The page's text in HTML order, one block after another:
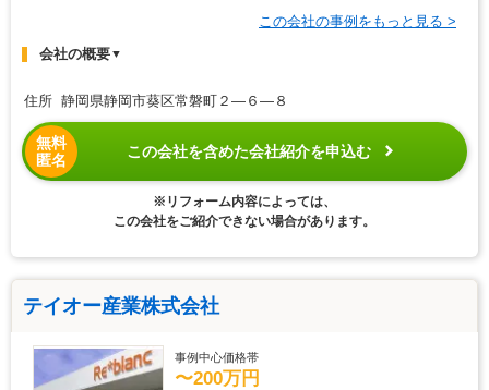
この会社の事例をもっと見る >
会社の概要▼
住所 静岡県静岡市葵区常磐町２―６―８
無料
匿名
この会社を含めた会社紹介を申込む
※リフォーム内容によっては、
この会社をご紹介できない場合があります。
テイオー産業株式会社
事例中心価格帯
〜200万円